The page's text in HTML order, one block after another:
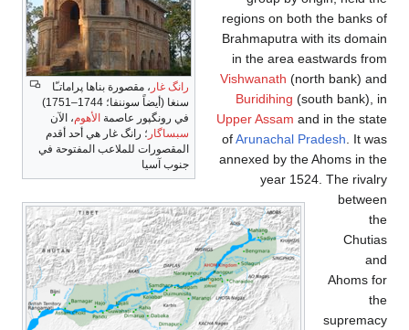
رانگ غار، مقصورة بناها پراماتـّا
سنغا (أيضاً سوننفا؛ 1744–1751)
في رونگپور عاصمةالأهوم، الآن
سبساگار؛ رانگ غار هي أحد أقدم
المقصورات للملاعب المفتوحة في
جنوب آسيا
regions on both the banks of
Brahmaputra with its domain
in the area eastwards from
Vishwanath(north bank) and
Buridihing(south bank), in
Upper Assamand in the state
ofArunachal Pradesh. It was
annexed by the Ahoms in the
year 1524. The rivalry
between
Chutias
Ahoms for
supremacy